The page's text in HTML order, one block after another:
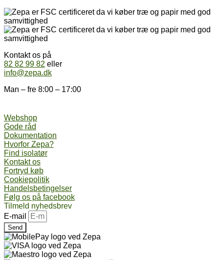
Kontakt os på
82 82 99 82 eller
info@zepa.dk
Man – fre 8:00 – 17:00
Webshop
Gode råd
Dokumentation
Hvorfor Zepa?
Find isolatør
Kontakt os
Fortryd køb
Cookiepolitik
Handelsbetingelser
Følg os på facebook
Tilmeld nyhedsbrev
E-mail
Send